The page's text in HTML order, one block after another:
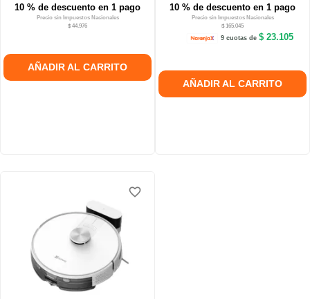
10 % de descuento en 1 pago
Precio sin Impuestos Nacionales
$ 44.976
AÑADIR AL CARRITO
10 % de descuento en 1 pago
Precio sin Impuestos Nacionales
$ 165.045
9 cuotas de$ 23.105
AÑADIR AL CARRITO
favorite_border